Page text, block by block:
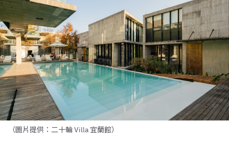
（圖片提供：二十輪 Villa 宜蘭館）